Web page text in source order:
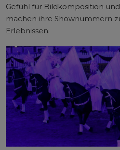
Gefühl für Bildkomposition
machen ihre Shownummern
Erlebnissen.